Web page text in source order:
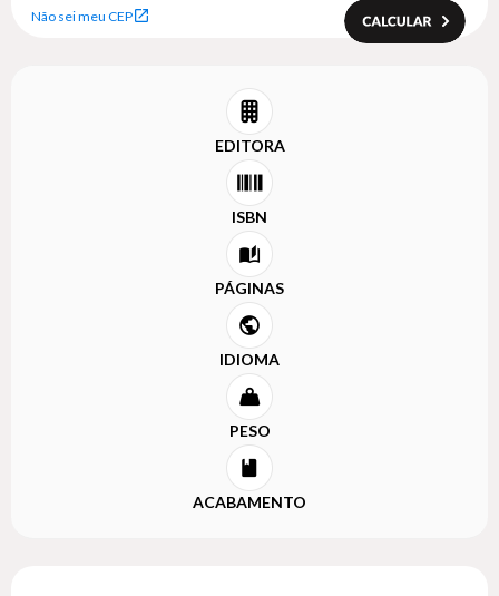
Não sei meu CEP
EDITORA
ISBN
PÁGINAS
IDIOMA
PESO
ACABAMENTO